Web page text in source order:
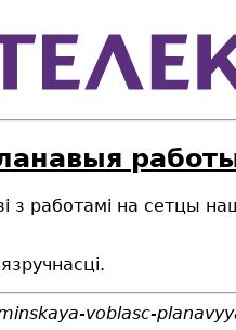
з работамi на сетцы
voblasc-